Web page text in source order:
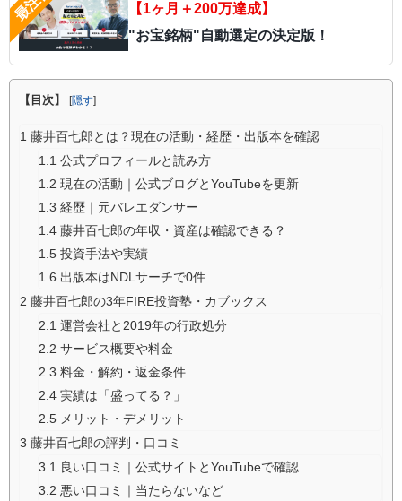
【1ヶ月＋200万達成】
"お宝銘柄"自動選定の決定版！
【目次】 [隠す]
1 藤井百七郎とは？現在の活動・経歴・出版本を確認
1.1 公式プロフィールと読み方
1.2 現在の活動｜公式ブログとYouTubeを更新
1.3 経歴｜元バレエダンサー
1.4藤井百七郎の年収・資産は確認できる？
1.5投資手法や実績
1.6 出版本はNDLサーチで0件
2 藤井百七郎の3年FIRE投資塾・カブックス
2.1 運営会社と2019年の行政処分
2.2 サービス概要や料金
2.3 料金・解約・返金条件
2.4実績は「盛ってる？」
2.5メリット・デメリット
3 藤井百七郎の評判・口コミ
3.1 良い口コミ｜公式サイトとYouTubeで確認
3.2 悪い口コミ｜当たらないなど